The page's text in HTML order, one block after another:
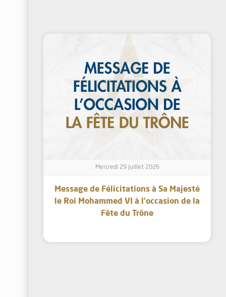
Mercredi 29 juillet 2026
Message de Félicitations à Sa Majesté
le Roi Mohammed VI à l’occasion de la
Fête du Trône